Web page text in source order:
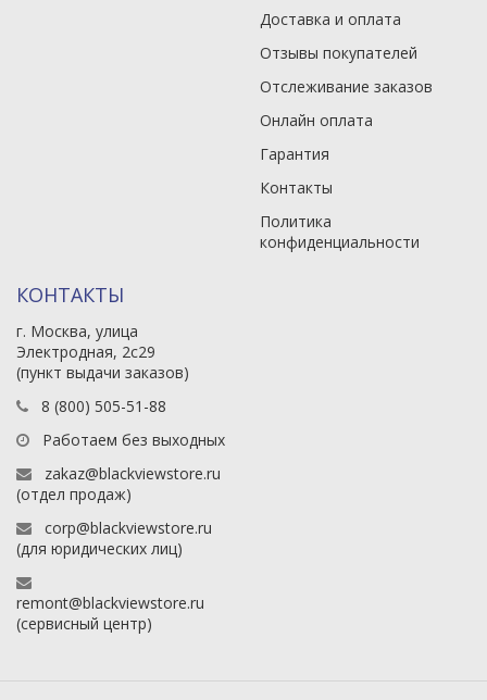
Доставка и оплата
Отзывы покупателей
Отслеживание заказов
Онлайн оплата
Гарантия
Контакты
Политика
конфиденциальности
КОНТАКТЫ
г. Москва, улица
Электродная, 2с29
(пункт выдачи заказов)
8 (800) 505-51-88
Работаем без выходных
zakaz@blackviewstore.ru
(отдел продаж)
corp@blackviewstore.ru
(для юридических лиц)
remont@blackviewstore.ru
(сервисный центр)